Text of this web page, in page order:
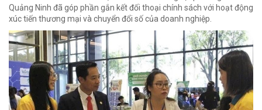
Quảng Ninh đã góp phần gắn kết đối thoại chính sách với hoạt động
xúc tiến thương mại và chuyển đổi số của doanh nghiệp.